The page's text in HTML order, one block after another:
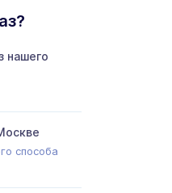
нашего
способа